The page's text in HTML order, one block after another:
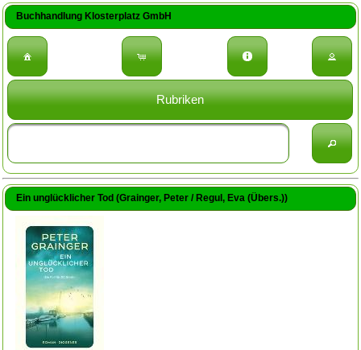
Buchhandlung Klosterplatz GmbH
Rubriken
Ein unglücklicher Tod (Grainger, Peter / Regul, Eva (Übers.))